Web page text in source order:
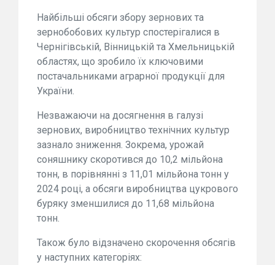
Найбільші обсяги збору зернових та
зернобобових культур спостерігалися в
Чернігівській, Вінницькій та Хмельницькій
областях, що зробило їх ключовими
постачальниками аграрної продукції для
України.
Незважаючи на досягнення в галузі
зернових, виробництво технічних культур
зазнало зниження. Зокрема, урожай
соняшнику скоротився до 10,2 мільйона
тонн, в порівнянні з 11,01 мільйона тонн у
2024 році, а обсяги виробництва цукрового
буряку зменшилися до 11,68 мільйона
тонн.
Також було відзначено скорочення обсягів
у наступних категоріях: